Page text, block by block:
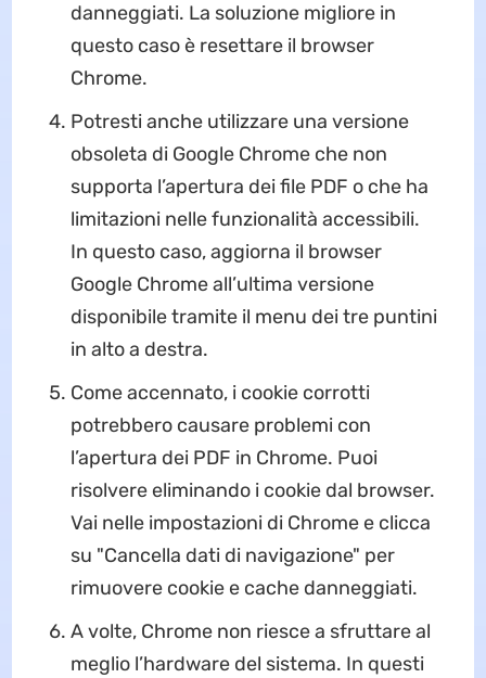
danneggiati. La soluzione migliore in
questo caso è resettare il browser
Chrome.
Potresti anche utilizzare una versione
obsoleta di Google Chrome che non
supporta l’apertura dei file PDF o che ha
limitazioni nelle funzionalità accessibili.
In questo caso, aggiorna il browser
Google Chrome all’ultima versione
disponibile tramite il menu dei tre puntini
in alto a destra.
Come accennato, i cookie corrotti
potrebbero causare problemi con
l’apertura dei PDF in Chrome. Puoi
risolvere eliminando i cookie dal browser.
Vai nelle impostazioni di Chrome e clicca
su "Cancella dati di navigazione" per
rimuovere cookie e cache danneggiati.
A volte, Chrome non riesce a sfruttare al
meglio l’hardware del sistema. In questi